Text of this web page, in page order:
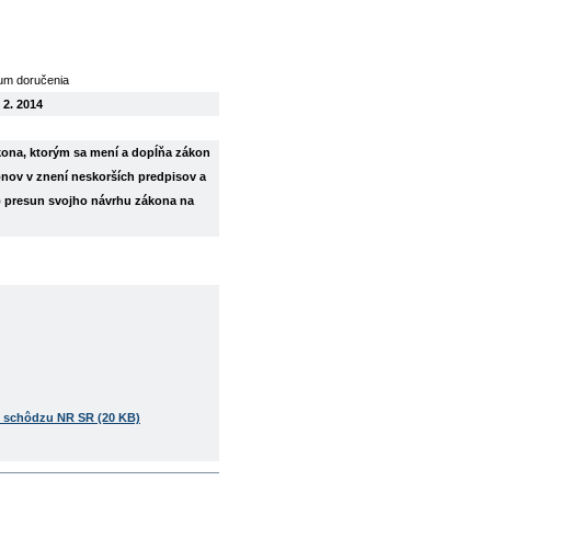
doručenia
2. 2014
ktorým sa mení a dopĺňa zákon
v znení neskorších predpisov a
svojho návrhu zákona na
NR SR (20 KB)